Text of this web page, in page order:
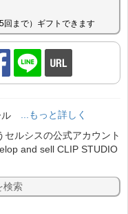
回まで）ギフトできます
...もっと詳しく
ルシスの公式アカウント
and sell CLIP STUDIO
検索